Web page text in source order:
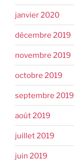
janvier 2020
décembre 2019
novembre 2019
octobre 2019
septembre 2019
août 2019
juillet 2019
juin 2019